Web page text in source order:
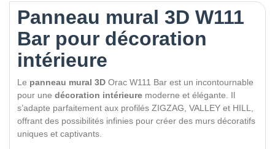
Panneau mural 3D W111
Bar pour décoration
intérieure
Le panneau mural 3D Orac W111 Bar est un incontournable
pour une décoration intérieure moderne et élégante. Il
s’adapte parfaitement aux profilés ZIGZAG, VALLEY et HILL,
offrant des possibilités infinies pour créer des murs décoratifs
uniques et captivants.